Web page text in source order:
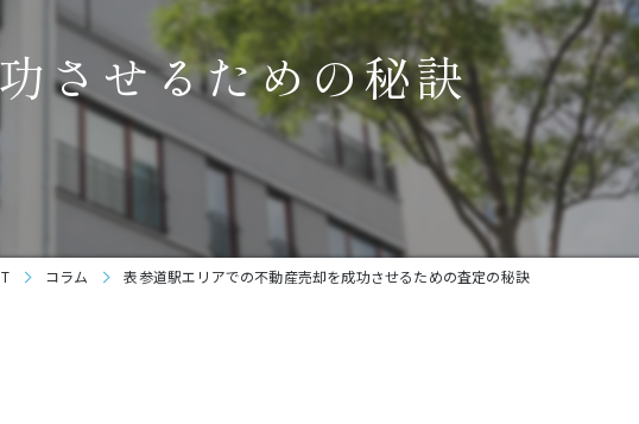
させるための秘訣
コラム 表参道駅エリアでの不動産売却を成功させるための査定の秘訣